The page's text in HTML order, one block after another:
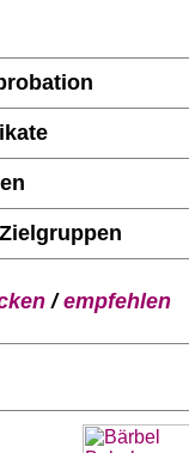
/empfehlen